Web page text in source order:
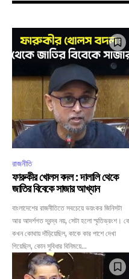
রাজনীতি
ফারুকীর খোলস বদল : দালালি থেকে
জাতির বিবেকে সাজার আখ্যান
বাংলাদেশের রাজনীতিতে সবচেয়ে ভয়ংকর জিনিসটা
আর আদর্শগত দ্বন্দ্ব নয়, সেটা হলো স্মৃতিভ্রংশ।
কখন কোথায় দাঁড়িয়েছিল, কাকে কার পাশে দেখা
গিয়েছিল, কোন সুবিধার বিনিময়ে...